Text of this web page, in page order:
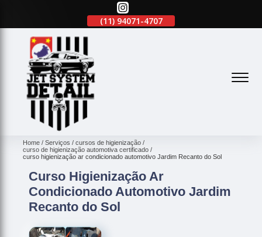
(11) 94071-4707 (11)
Home Serviços
cursos de higienização
curso de higienização automotiva certificado
curso higienização ar condicionado automotivo Jardim Recanto do Sol
Curso Higienização Ar
Condicionado Automotivo Jardim
Recanto do Sol